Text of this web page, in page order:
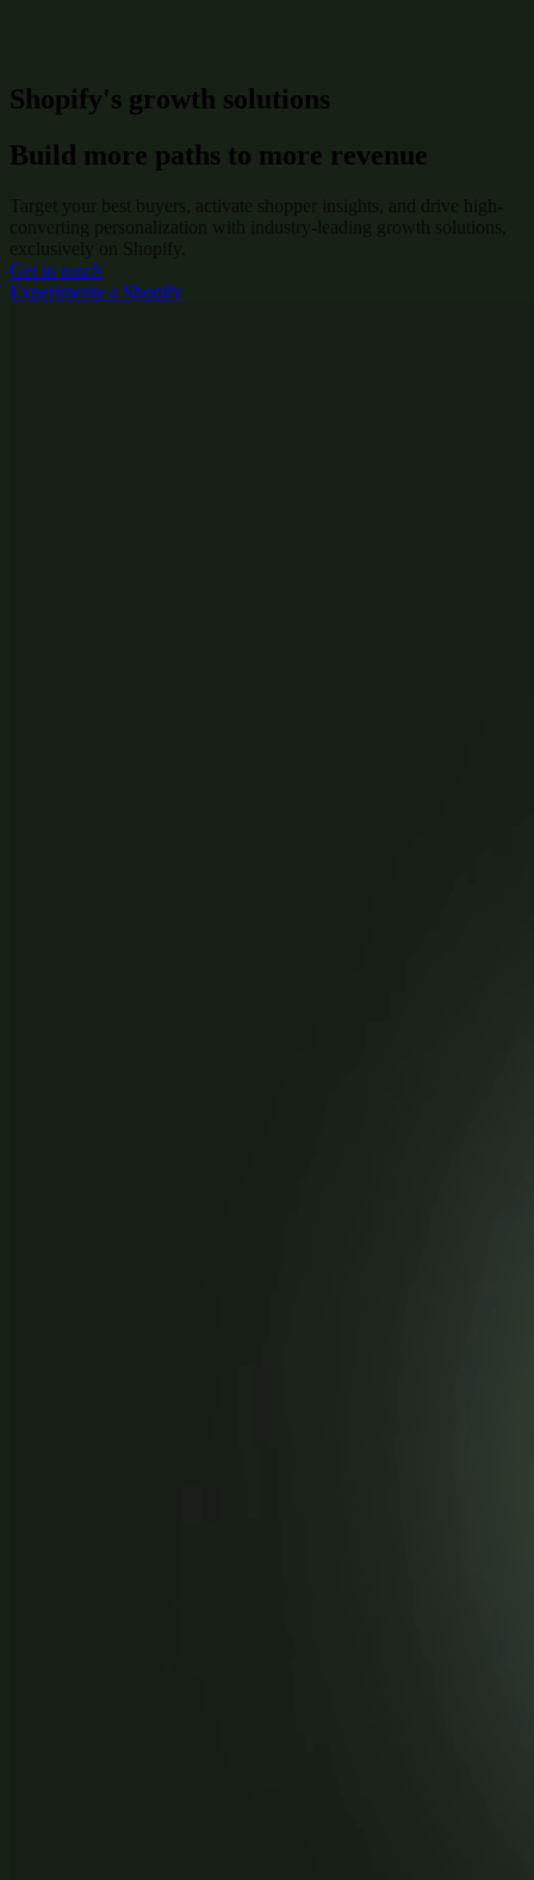
Shopify's growth solutions
Build more paths to more revenue
Target your best buyers, activate shopper insights, and drive high-
converting personalization with industry-leading growth solutions,
exclusively on Shopify.
Get in touch
Experimente a Shopify